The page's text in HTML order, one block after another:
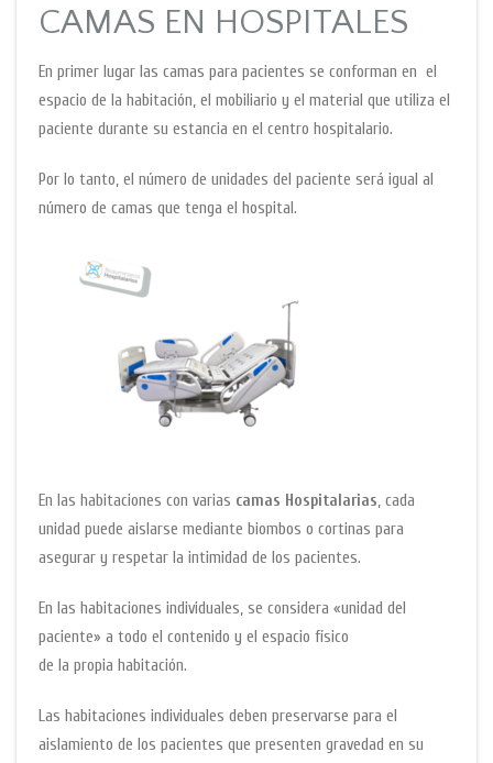
CAMAS EN HOSPITALES
En primer lugar las camas para pacientes se conforman en el
espacio de la habitación, el mobiliario y el material que utiliza el
paciente durante su estancia en el centro hospitalario.
Por lo tanto, el número de unidades del paciente será igual al
número de camas que tenga el hospital.
En las habitaciones con varias camas Hospitalarias, cada
unidad puede aislarse mediante biombos o cortinas para
asegurar y respetar la intimidad de los pacientes.
En las habitaciones individuales, se considera «unidad del
paciente» a todo el contenido y el espacio físico
de la propia habitación.
Las habitaciones individuales deben preservarse para el
aislamiento de los pacientes que presenten gravedad en su